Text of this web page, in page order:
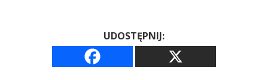
UDOSTĘPNIJ: